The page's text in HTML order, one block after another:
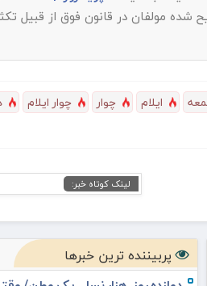
مولفان در قانون فوق از قبیل
ایلام چوار چوار ایلام
لینک کوتاه خبر:
پربیننده ترین خبرها